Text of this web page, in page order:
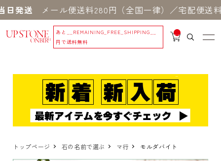
発送メール便送料280円（全国一律）／宅配便送
あと
__REMAINING_FREE_SHIPPING__
円で送料無料
__
IT
_
トップページ 石の名前で選ぶ マ行 モルダバイト